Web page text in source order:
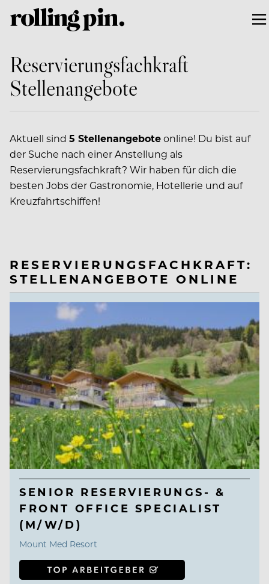
Reservierungsfachkraft
Stellenangebote
Aktuell sind 5 Stellenangeboteonline! Du bist auf
der Suche nach einer Anstellung als
Reservierungsfachkraft? Wir haben für dich die
besten Jobs der Gastronomie, Hotellerie und auf
Kreuzfahrtschiffen!
RESERVIERUNGSFACHKRAFT:
STELLENANGEBOTE ONLINE
SENIOR RESERVIERUNGS- &
FRONT OFFICE SPECIALIST
(M/W/D)
Mount Med Resort